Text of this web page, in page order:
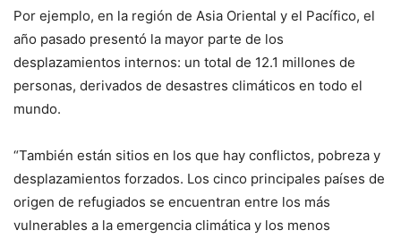
Por ejemplo, en la región de Asia Oriental y el Pacífico, el
año pasado presentó la mayor parte de los
desplazamientos internos: un total de 12.1 millones de
personas, derivados de desastres climáticos en todo el
mundo.
“También están sitios en los que hay conflictos, pobreza y
desplazamientos forzados. Los cinco principales países de
origen de refugiados se encuentran entre los más
vulnerables a la emergencia climática y los menos